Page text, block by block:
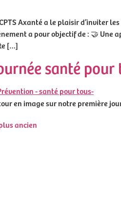
Axanté a le plaisir d’inviter
a pour objectif de : 🤝 Une
[…]
santé pour
en image sur notre première
ancien